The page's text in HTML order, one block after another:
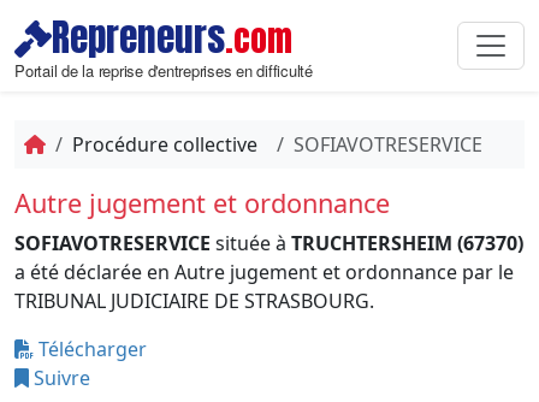
Repreneurs.com
Portail de la reprise d'entreprises en difficulté
Procédure collective SOFIAVOTRESERVICE
Autre jugement et ordonnance
SOFIAVOTRESERVICE située à TRUCHTERSHEIM (67370)
a été déclarée en Autre jugement et ordonnance par le
TRIBUNAL JUDICIAIRE DE STRASBOURG.
Télécharger
Suivre